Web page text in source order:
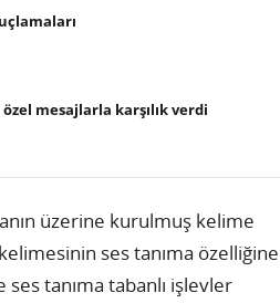
özel mesajlarla karşılık verdi
üzerine kurulmuş kelime
ses tanıma özelliğine
ses tanıma tabanlı işlevler